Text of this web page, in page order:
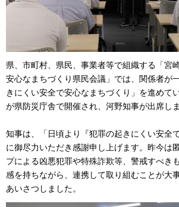
県、市町村、県民、事業者等で組織する「宮
安心なまちづくり県民会議」では、関係者が
きにくい安全で安心なまちづくり」を進めて
が県防災庁舎で開催され、河野知事が出席しま
知事は、「日頃より『犯罪の起きにくい安全
に御尽力いただき感謝申し上げます。昨今は
プによる凶悪犯罪や特殊詐欺等、警戒すべき
感を持ちながら、連携して取り組むことが大
あいさつしました。